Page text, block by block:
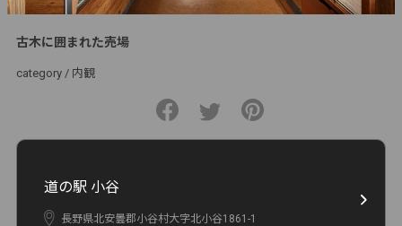
古木に囲まれた売場
category / 内観
道の駅 小谷
長野県北安曇郡⼩⾕村⼤字北⼩⾕1861-1